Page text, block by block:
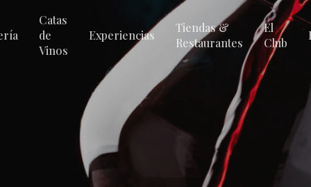
Catas
de
Vinos
Experiencias
Tiendas &
Restaurantes
El
Club